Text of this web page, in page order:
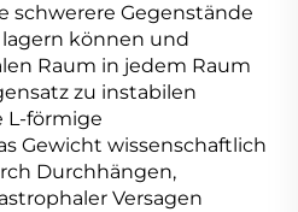
schwerere Gegenstände
können und
Raum in jedem Raum
zu instabilen
L-förmige
Gewicht wissenschaftlich
Durchhängen,
Versagen